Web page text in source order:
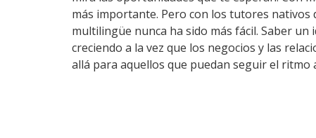
más importante. Pero con los tutores
multilingüe nunca ha sido más fácil. Saber
creciendo a la vez que los negocios y las
allá para aquellos que puedan seguir el